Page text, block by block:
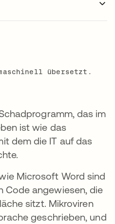
übersetzt.
das im
ist wie das
dem die IT auf das
Microsoft Word sind
Code angewiesen, die
sitzt. Mikroviren
geschrieben, und